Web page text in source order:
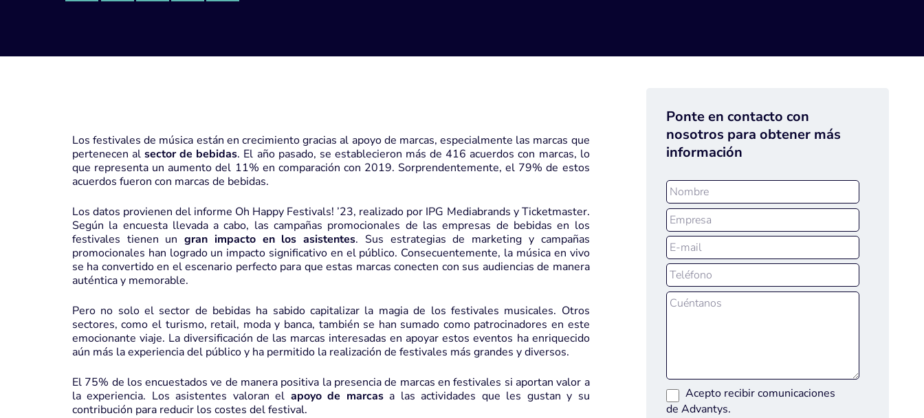
Los festivales de música están en crecimiento gracias al apoyo de marcas, especialmente las marcas que
pertenecen alsector de bebidas. El año pasado, se establecieron más de 416 acuerdos con marcas, lo
que representa un aumento del 11% en comparación con 2019. Sorprendentemente, el 79% de estos
acuerdos fueron con marcas de bebidas.
Los datos provienen del informe Oh Happy Festivals! ’23, realizado por IPG Mediabrands y Ticketmaster.
Según la encuesta llevada a cabo, las campañas promocionales de las empresas de bebidas en los
festivales tienen un gran impacto en los asistentes. Sus estrategias de marketing y campañas
promocionales han logrado un impacto significativo en el público. Consecuentemente, la música en vivo
se ha convertido en el escenario perfecto para que estas marcas conecten con sus audiencias de manera
auténtica y memorable.
Pero no solo el sector de bebidas ha sabido capitalizar la magia de los festivales musicales. Otros
sectores, como el turismo, retail, moda y banca, también se han sumado como patrocinadores en este
emocionante viaje. La diversificación de las marcas interesadas en apoyar estos eventos ha enriquecido
aún más la experiencia del público y ha permitido la realización de festivales más grandes y diversos.
El 75% de los encuestados ve de manera positiva la presencia de marcas en festivales si aportan valor a
la experiencia. Los asistentes valoran el apoyo de marcasa las actividades que les gustan y su
contribución para reducir los costes del festival.
Ponte en contacto con
nosotros para obtener más
información
Acepto recibir comunicaciones
de Advantys.